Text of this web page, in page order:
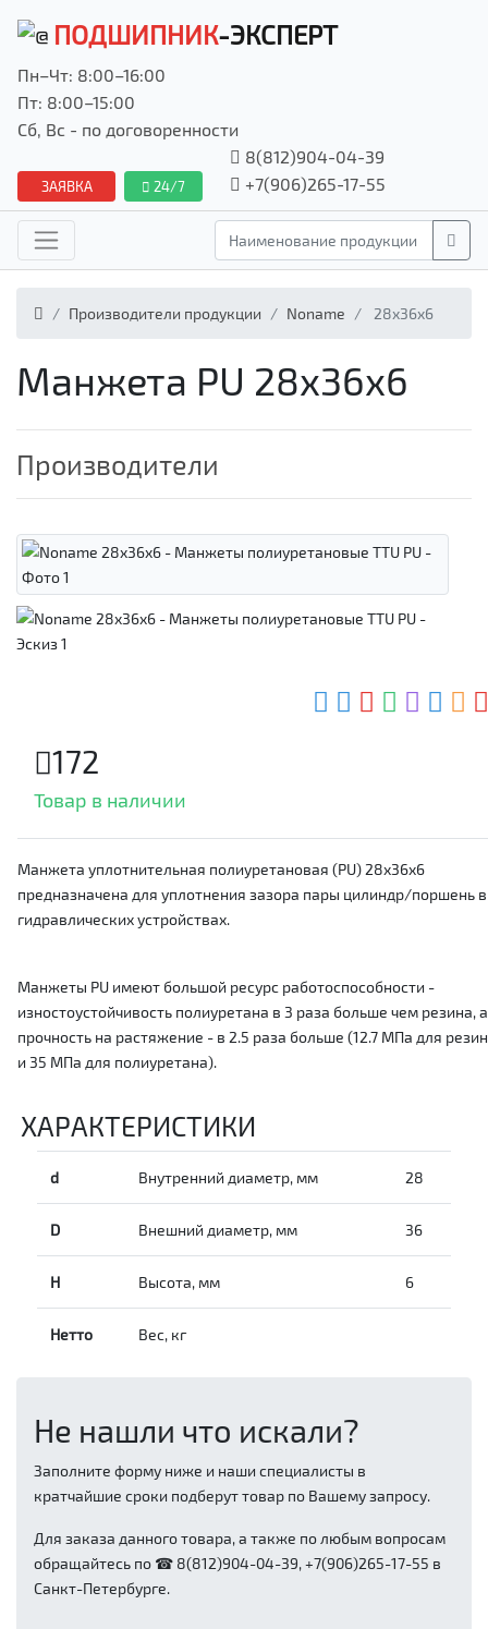
ПОДШИПНИК-ЭКСПЕРТ
Пн–Чт: 8:00–16:00
Пт: 8:00–15:00
Сб, Вс - по договоренности
ЗАЯВКА 24/7
8(812)904-04-39
+7(906)265-17-55
Производители продукции Noname 28x36x6
Манжета PU 28x36x6
Производители
172
Товар в наличии
Манжета уплотнительная полиуретановая (PU) 28x36x6
предназначена для уплотнения зазора пары цилиндр/поршень в
гидравлических устройствах.
Манжеты PU имеют большой ресурс работоспособности -
изностоустойчивость полиуретана в 3 раза больше чем резина, а
прочность на растяжение - в 2.5 раза больше (12.7 МПа для
и 35 МПа для полиуретана).
ХАРАКТЕРИСТИКИ
d Внутренний диаметр, мм 28
D Внешний диаметр, мм 36
H Высота, мм 6
Нетто Вес, кг
Не нашли что искали?
Заполните форму ниже и наши специалисты в
кратчайшие сроки подберут товар по Вашему запросу.
Для заказа данного товара, а также по любым вопросам
обращайтесь по ☎ 8(812)904-04-39, +7(906)265-17-55 в
Санкт-Петербурге.